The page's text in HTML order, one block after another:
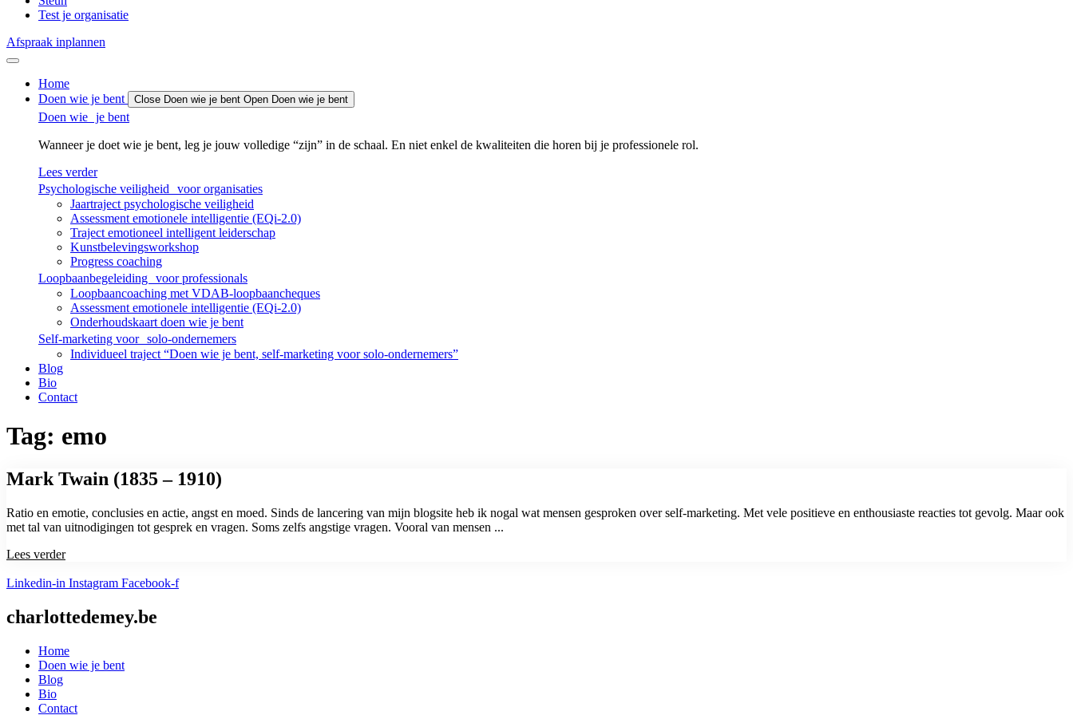
Test je organisatie
Afspraak inplannen
Home
Doen wie je bent
Close Doen wie je bent Open Doen wie je bent
Doen wie je bent
Wanneer je doet wie je bent, leg je jouw volledige “zijn” in de schaal. En niet enkel de kwaliteiten die horen bij je professionele rol.
Lees verder
Psychologische veiligheid voor organisaties
Jaartraject psychologische veiligheid
Assessment emotionele intelligentie (EQi-2.0)
Traject emotioneel intelligent leiderschap
Kunstbelevingsworkshop
Progress coaching
Loopbaanbegeleiding voor professionals
Loopbaancoaching met VDAB-loopbaancheques
Assessment emotionele intelligentie (EQi-2.0)
Onderhoudskaart doen wie je bent
Self-marketing voor solo-ondernemers
Individueel traject “Doen wie je bent, self-marketing voor solo-ondernemers”
Blog
Bio
Contact
Tag: emo
Mark Twain (1835 – 1910)
Ratio en emotie, conclusies en actie, angst en moed. Sinds de lancering van mijn blogsite heb ik nogal wat mensen gesproken over self-marketing. Met vele positieve en enthousiaste reacties tot gevolg. Maar ook
met tal van uitnodigingen tot gesprek en vragen. Soms zelfs angstige vragen. Vooral van mensen ...
Lees verder
Linkedin-in Instagram Facebook-f
charlottedemey.be
Home
Doen wie je bent
Blog
Bio
Contact